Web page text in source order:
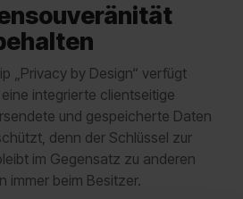
„Privacy by Design“ verfügt
integrierte clientseitige
und gespeicherte Daten
denn der Schlüssel zur
im Gegensatz zu anderen
immer beim Besitzer.